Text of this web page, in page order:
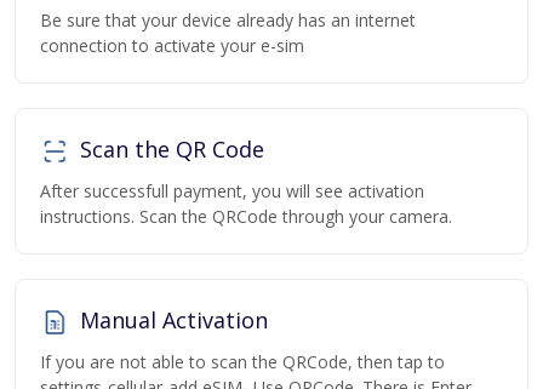
Be sure that your device already has an internet
connection to activate your e-sim
Scan the QR Code
After successfull payment, you will see activation
instructions. Scan the QRCode through your camera.
Manual Activation
If you are not able to scan the QRCode, then tap to